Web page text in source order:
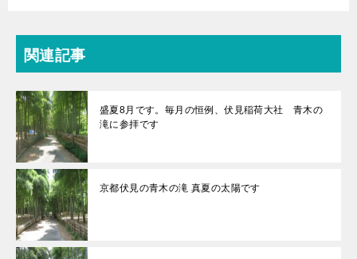
関連記事
盛夏8月です。毎月の恒例、伏見稲荷大社 青木の
滝に参拝です
京都伏見の青木の滝 真夏の太陽です